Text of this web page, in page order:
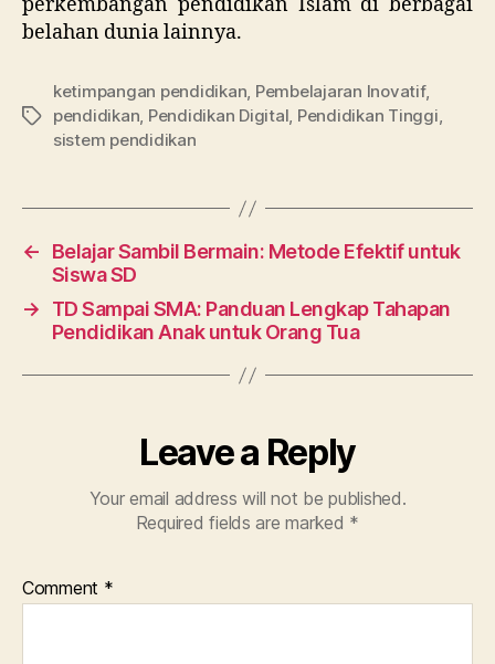
belahan dunia lainnya.
Tags
ketimpangan pendidikan, Pembelajaran Inovatif,
pendidikan, Pendidikan Digital, Pendidikan Tinggi,
sistem pendidikan
←
Belajar Sambil Bermain: Metode Efektif untuk
Siswa SD
→
TD Sampai SMA: Panduan Lengkap Tahapan
Pendidikan Anak untuk Orang Tua
Leave a Reply
Your email address will not be published.
Required fields are marked *
Comment *